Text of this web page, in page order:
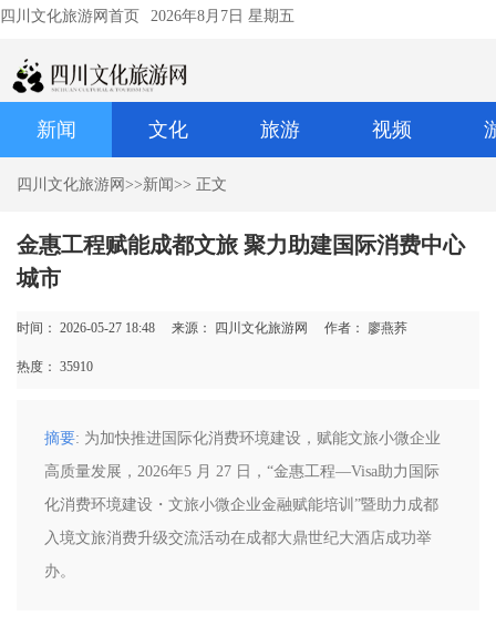
四川文化旅游网首页 2026年8月7日 星期五
新闻 文化 旅游 视频
四川文化旅游网 >>新闻>> 正文
金惠工程赋能成都文旅 聚力助建国际消费中心
城市
时间： 2026-05-27 18:48 来源： 四川文化旅游网 作者： 廖燕荞
热度： 35910
摘要: 为加快推进国际化消费环境建设，赋能文旅小微企业
高质量发展，2026年5 月 27 日，“金惠工程—Visa助力国际
化消费环境建设・文旅小微企业金融赋能培训”暨助力成都
入境文旅消费升级交流活动在成都大鼎世纪大酒店成功举
办。